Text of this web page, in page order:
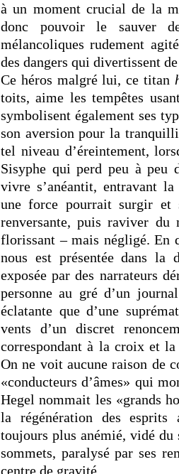
à un moment crucial de la
donc pouvoir le sauver
mélancoliques rudement
des dangers qui divertissent
Ce héros malgré lui, ce titan
toits, aime les tempêtes
symbolisent également ses
son aversion pour la
tel niveau d’éreintement,
Sisyphe qui perd peu à peu
vivre s’anéantit, entravant
une force pourrait surgir et
renversante, puis raviver
florissant – mais négligé. En
nous est présentée dans la
exposée par des narrateurs
personne au gré d’un
éclatante que d’une
vents d’un discret
correspondant à la croix et
On ne voit aucune raison de
«conducteurs d’âmes» qui
Hegel nommait les «grands
la régénération des
toujours plus anémié, vidé du
sommets, paralysé par ses
centre de gravité.